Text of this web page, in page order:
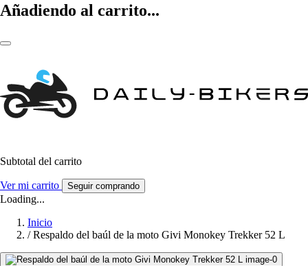
Añadiendo al carrito...
Subtotal del carrito
Ver mi carrito Seguir comprando
Loading...
Inicio
/ Respaldo del baúl de la moto Givi Monokey Trekker 52 L